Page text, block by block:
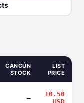
CANCÚN
STOCK
LIST
PRICE
—
10.50